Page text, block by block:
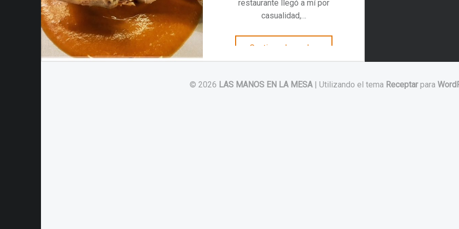
restaurante llegó a mí por
casualidad,…
Continuar leyendo “No digas taco, Güey. IZTAC”
© 2026 LAS MANOS EN LA MESA | Utilizando el tema Receptarpara